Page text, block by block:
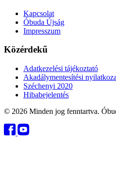
Kapcsolat
Óbuda Újság
Impresszum
Közérdekű
Adatkezelési tájékoztató
Akadálymentesítési
Széchenyi 2020
Hibabejelentés
© 2026 Minden jog fenntartva.